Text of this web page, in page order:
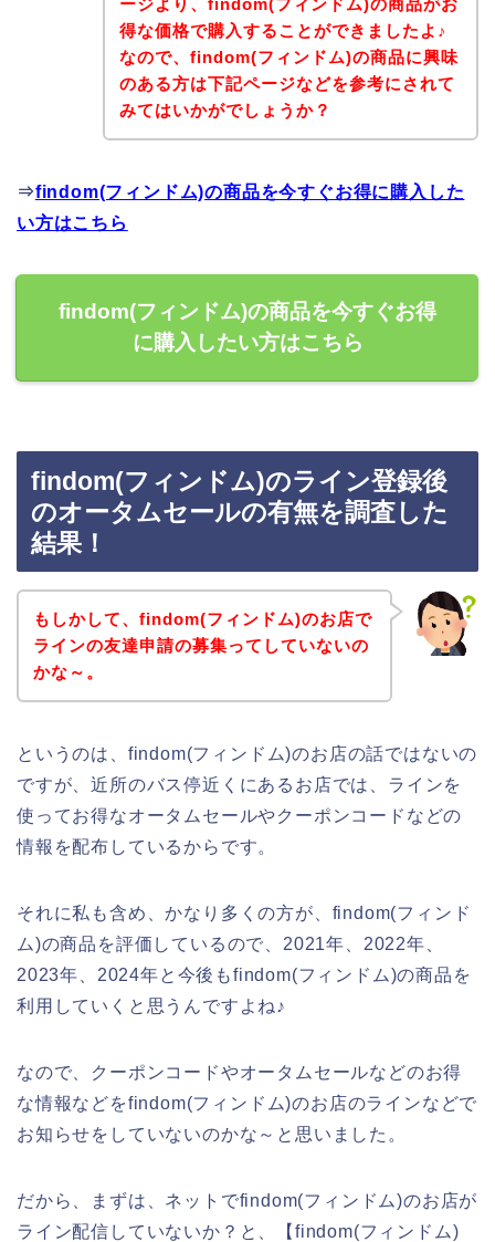
ージより、findom(フィンドム)の商品がお
得な価格で購入することができましたよ♪
なので、findom(フィンドム)の商品に興味
のある方は下記ページなどを参考にされて
みてはいかがでしょうか？
⇒findom(フィンドム)の商品を今すぐお得に購入した
い方はこちら
findom(フィンドム)の商品を今すぐお得
に購入したい方はこちら
findom(フィンドム)のライン登録後
のオータムセールの有無を調査した
結果！
もしかして、findom(フィンドム)のお店で
ラインの友達申請の募集ってしていないの
かな～。
というのは、findom(フィンドム)のお店の話ではないの
ですが、近所のバス停近くにあるお店では、ラインを
使ってお得なオータムセールやクーポンコードなどの
情報を配布しているからです。
それに私も含め、かなり多くの方が、findom(フィンド
ム)の商品を評価しているので、2021年、2022年、
2023年、2024年と今後もfindom(フィンドム)の商品を
利用していくと思うんですよね♪
なので、クーポンコードやオータムセールなどのお得
な情報などをfindom(フィンドム)のお店のラインなどで
お知らせをしていないのかな～と思いました。
だから、まずは、ネットでfindom(フィンドム)のお店が
ライン配信していないか？と、【findom(フィンドム)